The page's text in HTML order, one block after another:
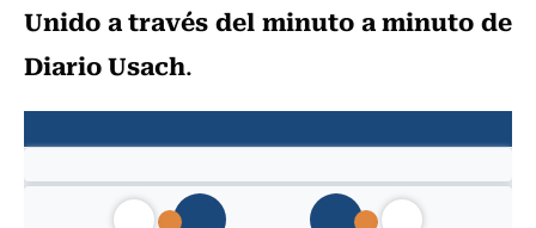
Unido a través del minuto a minuto de
Diario Usach.